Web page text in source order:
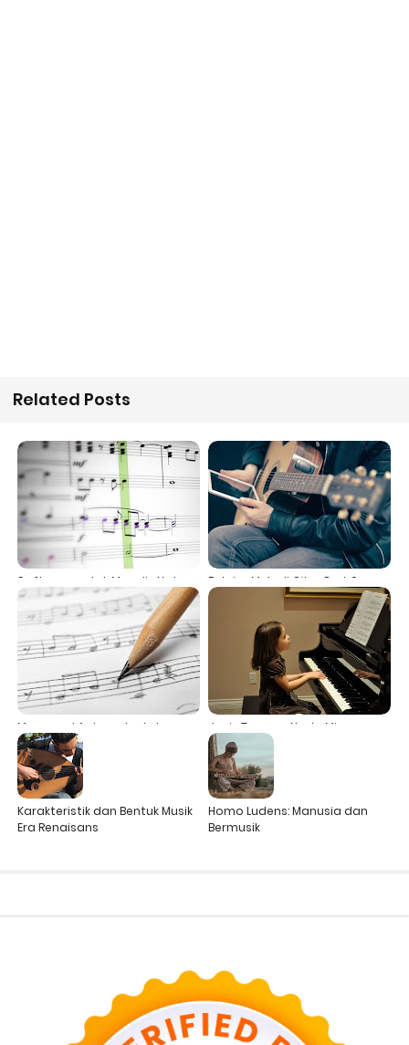
Related Posts
Software untuk Menulis Not
Balok
Belajar Melodi Gitar Part 6
(Modes)
Mengenal Antecedent dan
Consequent dalam Musik
Jenis Tangga Nada Minor
Karakteristik dan Bentuk Musik
Era Renaisans
Homo Ludens: Manusia dan
Bermusik